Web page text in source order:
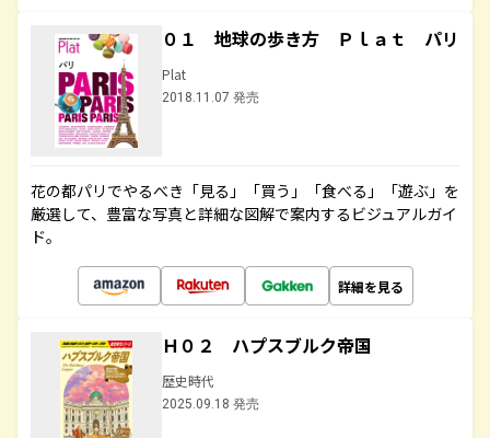
０１ 地球の歩き方 Ｐｌａｔ パリ
Plat
2018.11.07 発売
花の都パリでやるべき「見る」「買う」「食べる」「遊ぶ」を
厳選して、豊富な写真と詳細な図解で案内するビジュアルガイ
ド。
詳細を見る
Ｈ０２ ハプスブルク帝国
歴史時代
2025.09.18 発売